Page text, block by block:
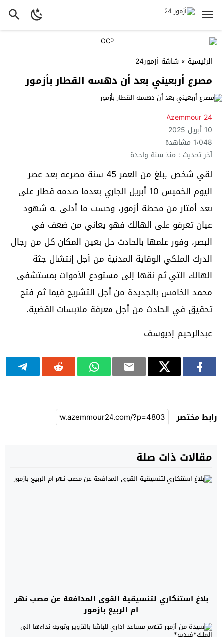
الرئيسية » شاشة أزمور24
مصرع أربعيني بعد أن دهسه القطار بأزمور
Azemmour 24
10 أبريل 2025
1٬048 مشاهدة
آخر تحديث : منذ سنة واحدة
لقي شخص يبلغ من العمر 45 سنة مصرعه بعد عصر
اليوم الخميس 10 أبريل الجاري بعدما صدمه قطار على
بعد أمتار من محطة أزمور، وحسب ما أدلى به شهود
عيان تعرفو على الهالك فهو يعاني من ضعف في
البصر، وفور علمها بالحادث حل بعين المكان كل من رجال
الدرك الملكي الوقاية المدنية من أجل إنتشال جثة
الهالك التي ثم نقها إلى مستودع الأموات بمستشفى
محمد الخامس بالجديدة من أجل التشريح فيما ثم فتح
تحقيق في الحادث من أجل معرفة ملابسات القضية.
عبدالرحيم إديوسف
رابط مختصر
مقالات ذات صلة
بلاغ استنكاري لتنسيقية القوى المدافعة عن مصب نهر
ام الربيع بازمور